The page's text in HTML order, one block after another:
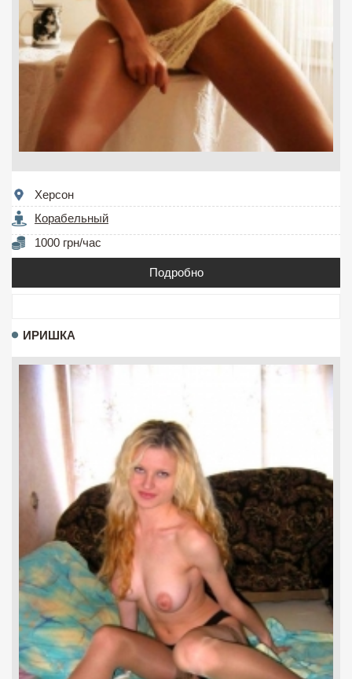
Херсон
Корабельный
1000 грн/час
Подробно
ИРИШКА